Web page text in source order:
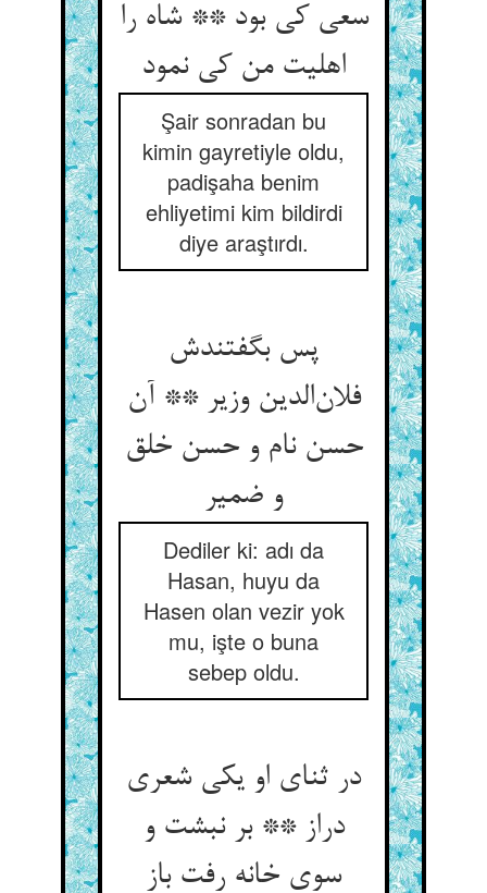
سعی کی بود ** شاه را
اهلیت من کی نمود
Şair sonradan bu
kimin gayretiyle oldu,
padişaha benim
ehliyetimi kim bildirdi
diye araştırdı.
پس بگفتندش
فلان‌الدین وزیر ** آن
حسن نام و حسن خلق
و ضمیر
Dediler ki: adı da
Hasan, huyu da
Hasen olan vezir yok
mu, işte o buna
sebep oldu.
در ثنای او یکی شعری
دراز ** بر نبشت و
سوی خانه رفت باز